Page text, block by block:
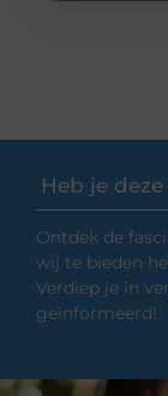
Heb je
Ontdek de
wij te bieden
Verdiep je in
geïnformeerd!